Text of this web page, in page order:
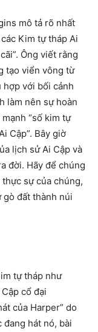
mô tả rõ nhất
Kim tự tháp Ai
Ông viết rằng
tạo viển vông từ
hợp với bối cảnh
làm nên sự hoàn
“số kim tự
Cập”. Bây giờ
lịch sử Ai Cập và
đời. Hãy để chúng
sự của chúng,
đất thành núi
tự tháp như
cổ đại
của Harper” do
đang hát nó, bài